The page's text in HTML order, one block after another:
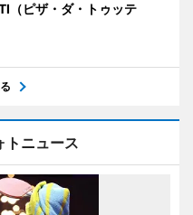
（ピザ・ダ・トゥッテ
トニュース